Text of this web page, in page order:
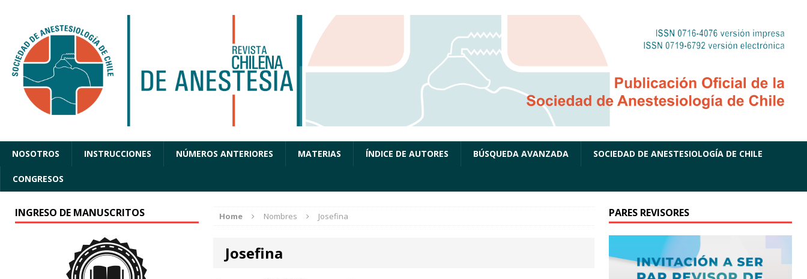
NOSOTROS INSTRUCCIONES NÚMEROS ANTERIORES MATERIAS ÍNDICE DE AUTORES BÚSQUEDA AVANZADA SOCIEDAD DE ANESTESIOLOGÍA DE CHILE
CONGRESOS
Home Nombres Josefina
Josefina
INGRESO DE MANUSCRITOS PARES REVISORES